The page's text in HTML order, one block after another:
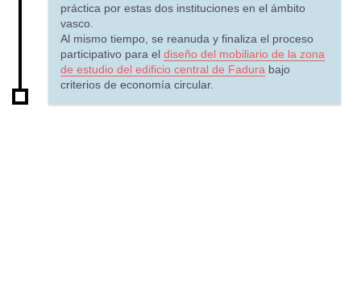
práctica por estas dos instituciones en el ámbito
vasco.
Al mismo tiempo, se reanuda y finaliza el proceso
participativo para el diseño del mobiliario de la zona
de estudio del edificio central de Fadura bajo
criterios de economía circular.